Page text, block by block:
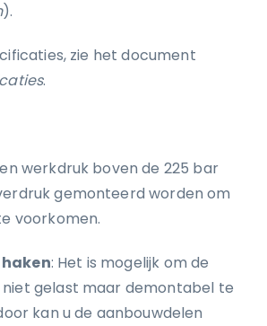
).
zie het document
.
werkdruk boven de 225 bar
gemonteerd worden om
voorkomen.
: Het is mogelijk om de
gelast maar demontabel te
kan u de aanbouwdelen